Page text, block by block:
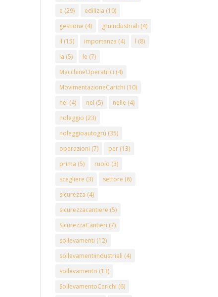
e (29) edilizia (10)
gestione (4) gruindustriali (4)
il (15) importanza (4) l (8)
la (5) le (7)
MacchineOperatrici (4)
MovimentazioneCarichi (10)
nei (4) nel (5) nelle (4)
noleggio (23)
noleggioautogrù (35)
operazioni (7) per (13)
prima (5) ruolo (3)
scegliere (3) settore (6)
sicurezza (4)
sicurezzacantiere (5)
SicurezzaCantieri (7)
sollevamenti (12)
sollevamentiindustriali (4)
sollevamento (13)
SollevamentoCarichi (6)